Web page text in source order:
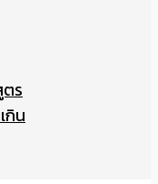
ร
กิน